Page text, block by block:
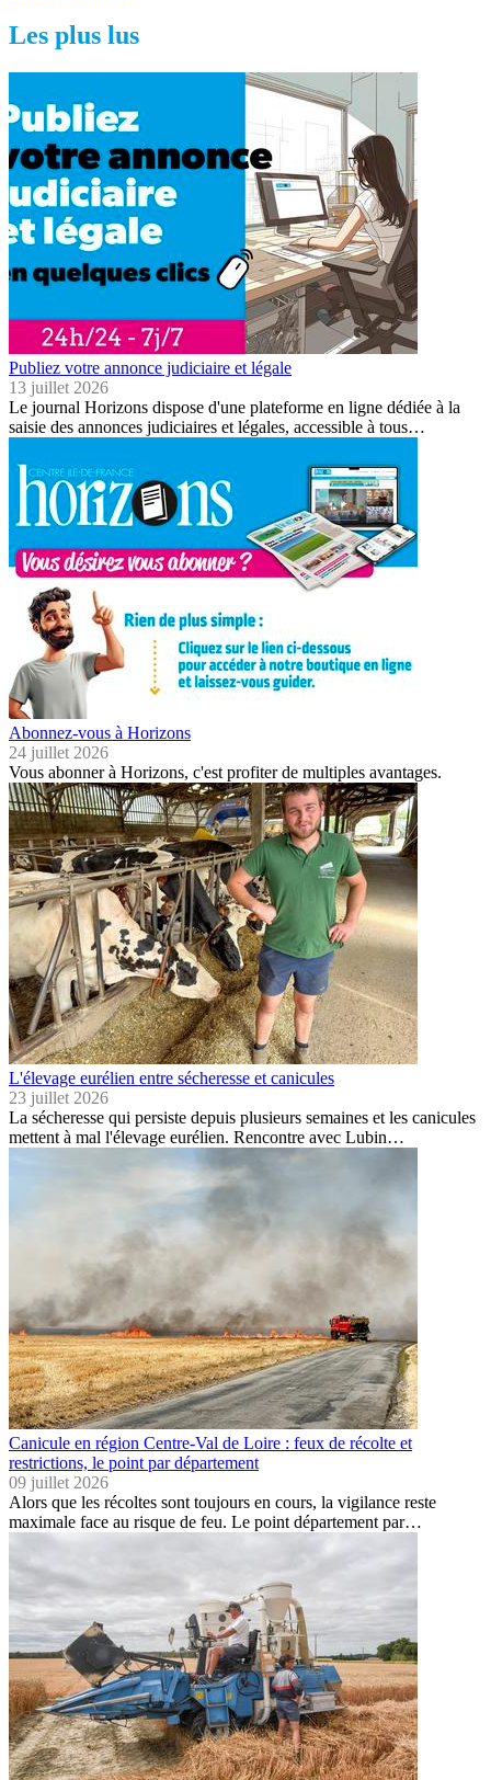
Les plus lus
Publiez votre annonce judiciaire et légale
13 juillet 2026
Le journal Horizons dispose d'une plateforme en ligne dédiée à la
saisie des annonces judiciaires et légales, accessible à tous…
Abonnez-vous à Horizons
24 juillet 2026
Vous abonner à Horizons, c'est profiter de multiples avantages.
L'élevage eurélien entre sécheresse et canicules
23 juillet 2026
La sécheresse qui persiste depuis plusieurs semaines et les canicules
mettent à mal l'élevage eurélien. Rencontre avec Lubin…
Canicule en région Centre-Val de Loire : feux de récolte et
restrictions, le point par département
09 juillet 2026
Alors que les récoltes sont toujours en cours, la vigilance reste
maximale face au risque de feu. Le point département par…